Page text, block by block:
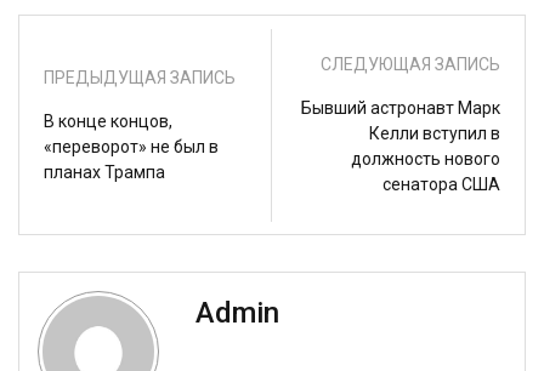
ПРЕДЫДУЩАЯ ЗАПИСЬ
В конце концов,
«переворот» не был в
планах Трампа
СЛЕДУЮЩАЯ ЗАПИСЬ
Бывший астронавт Марк
Келли вступил в
должность нового
сенатора США
Admin